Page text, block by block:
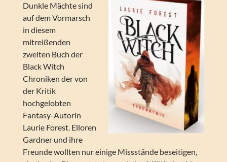
Dunkle Mächte sind
auf dem Vormarsch
in diesem
mitreißenden
zweiten Buch der
Black Witch
Chroniken der von
der Kritik
hochgelobten
Fantasy-Autorin
Laurie Forest. Elloren
Gardner und ihre
Freunde wollten nur einige Missstände beseitigen,